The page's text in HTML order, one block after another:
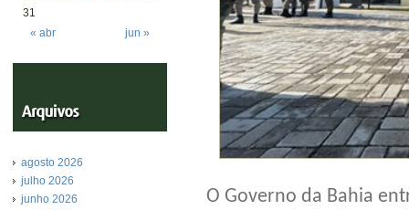
« abr jun »
31
agosto 2026
julho 2026
junho 2026
O Governo da Bahia